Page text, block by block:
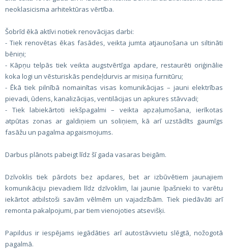
neoklasicisma arhitektūras vērtība.
Šobrīd ēkā aktīvi notiek renovācijas darbi:
- Tiek renovētas ēkas fasādes, veikta jumta atjaunošana un siltināti
bēniņi;
- Kāpņu telpās tiek veikta augstvērtīga apdare, restaurēti oriģinālie
koka logi un vēsturiskās pendeļdurvis ar misiņa furnitūru;
- Ēkā tiek pilnībā nomainītas visas komunikācijas – jauni elektrības
pievadi, ūdens, kanalizācijas, ventilācijas un apkures stāvvadi;
- Tiek labiekārtoti iekšpagalmi – veikta apzaļumošana, ierīkotas
atpūtas zonas ar galdiņiem un soliņiem, kā arī uzstādīts gaumīgs
fasāžu un pagalma apgaismojums.
Darbus plānots pabeigt līdz šī gada vasaras beigām.
Dzīvoklis tiek pārdots bez apdares, bet ar izbūvētiem jaunajiem
komunikāciju pievadiem līdz dzīvoklim, lai jaunie īpašnieki to varētu
iekārtot atbilstoši savām vēlmēm un vajadzībām. Tiek piedāvāti arī
remonta pakalpojumi, par tiem vienojoties atsevišķi.
Papildus ir iespējams iegādāties arī autostāvvietu slēgtā, nožogotā
pagalmā.